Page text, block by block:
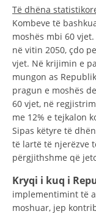
Të dhëna
Kombeve të
moshës mbi 60
në vitin 2050, çdo
vjet. Në krijimin e
mungon as
pragun e moshës
60 vjet, në
me 12% e tejkalon
Sipas këtyre të
të lartë të njerëzve
përgjithshme që
Kryqi i kuq i
implementimint të
moshuar, jep